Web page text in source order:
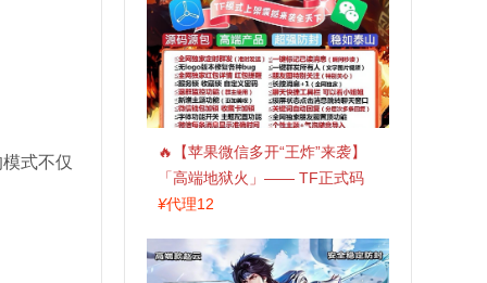
式不仅
🔥【苹果微信多开“王炸”来袭】
「高端地狱火」—— TF正式码
+斗战神8073包，7天退换，安全
¥代理12